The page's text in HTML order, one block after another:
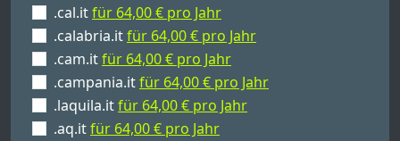
.cal.itfür 64,00 € pro Jahr
.calabria.itfür 64,00 € pro Jahr
.cam.itfür 64,00 € pro Jahr
.campania.itfür 64,00 € pro Jahr
.laquila.itfür 64,00 € pro Jahr
.aq.itfür 64,00 € pro Jahr